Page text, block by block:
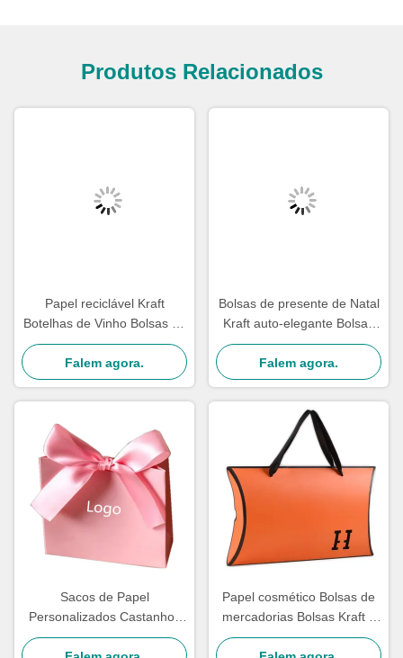
Produtos Relacionados
Papel reciclável Kraft
Botelhas de Vinho Bolsas de
Papel revestido Matt
Laminantion
Falem agora.
Bolsas de presente de Natal
Kraft auto-elegante Bolsas
de presente de Natal
impressas em embalagens
de marca Bolsas de
presente de festival
Falem agora.
Sacos de Papel
Personalizados Castanhos
Brancos Papel Reciclado
Papel cosmético Bolsas de
mercadorias Bolsas Kraft a
granel Serigrafia